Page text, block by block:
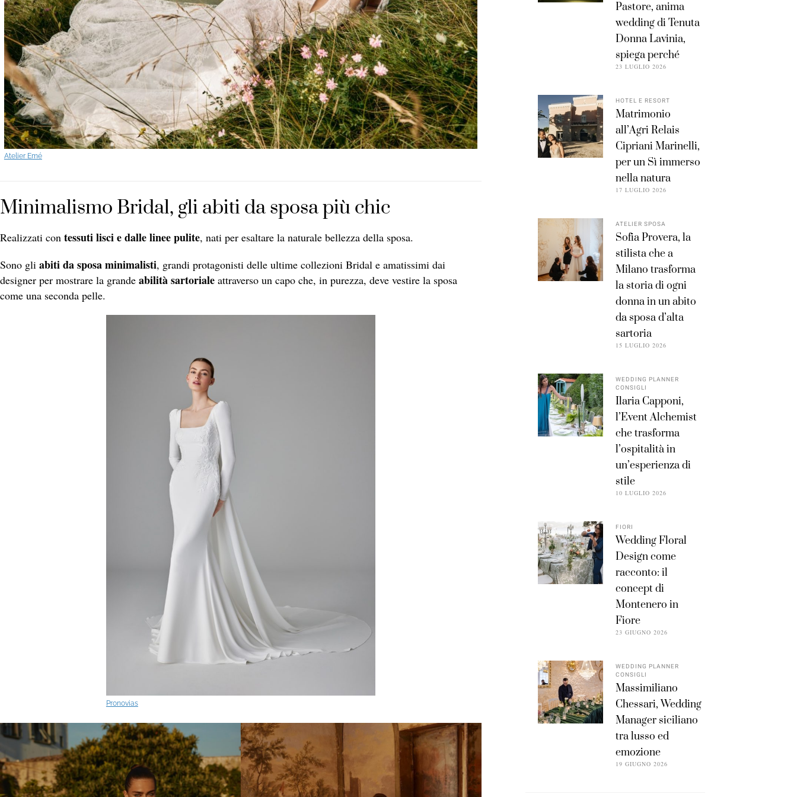
Atelier Emé
Minimalismo Bridal, gli abiti da sposa più chic
Realizzati con tessuti lisci e dalle linee pulite, nati per esaltare la naturale bellezza della sposa.
Sono gli abiti da sposa minimalisti, grandi protagonisti delle ultime collezioni Bridal e amatissimi dai
designer per mostrare la grande abilità sartoriale attraverso un capo che, in purezza, deve vestire la sposa
come una seconda pelle.
Pronovias
Pastore, anima
wedding di Tenuta
Donna Lavinia,
spiega perché
23 LUGLIO 2026
HOTEL E RESORT
Matrimonio
all’Agri Relais
Cipriani Marinelli,
per un Sì immerso
nella natura
17 LUGLIO 2026
ATELIER SPOSA
Sofia Provera, la
stilista che a
Milano trasforma
la storia di ogni
donna in un abito
da sposa d’alta
sartoria
15 LUGLIO 2026
WEDDING PLANNER
CONSIGLI
Ilaria Capponi,
l’Event Alchemist
che trasforma
l’ospitalità in
un’esperienza di
stile
10 LUGLIO 2026
FIORI
Wedding Floral
Design come
racconto: il
concept di
Montenero in
Fiore
23 GIUGNO 2026
WEDDING PLANNER
CONSIGLI
Massimiliano
Chessari, Wedding
Manager siciliano
tra lusso ed
emozione
19 GIUGNO 2026